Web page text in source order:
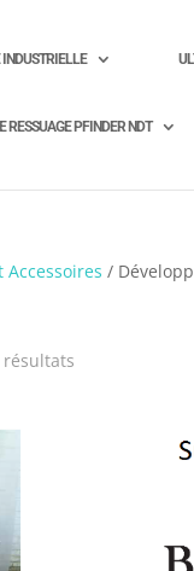
INDUSTRIELLE
RESSUAGE PFINDER NDT
Accessoires /
résultats